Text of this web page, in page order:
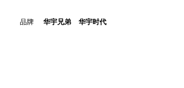
品牌 华宇兄弟 华宇时代